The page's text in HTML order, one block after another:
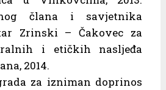
člana i savjetnika
Zrinski – Čakovec za
i etičkih nasljeđa
2014.
za izniman doprinos